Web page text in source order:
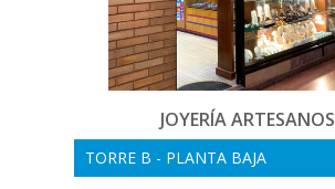
JOYERÍA ARTESANOS
TORRE B - PLANTA BAJA